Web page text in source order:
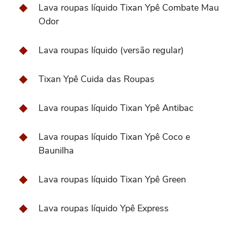
Lava roupas líquido Tixan Ypê Combate Mau
Odor
Lava roupas líquido (versão regular)
Tixan Ypê Cuida das Roupas
Lava roupas líquido Tixan Ypê Antibac
Lava roupas líquido Tixan Ypê Coco e
Baunilha
Lava roupas líquido Tixan Ypê Green
Lava roupas líquido Ypê Express